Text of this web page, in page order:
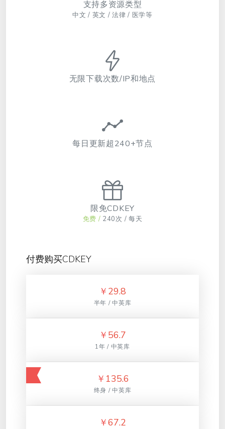
支持多资源类型
中文 / 英文 / 法律 / 医学等
无限下载次数/IP和地点
每日更新超240+节点
限免CDKEY
免费 / 240次 / 每天
付费购买CDKEY
￥ 29.8
半年 / 中英库
￥ 56.7
1年 / 中英库
￥ 135.6
终身 / 中英库
￥67.2